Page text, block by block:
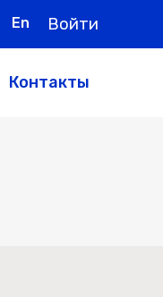
En Войти
Контакты